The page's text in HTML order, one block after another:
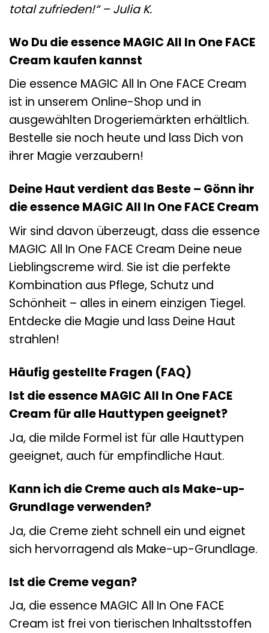
total zufrieden!“ – Julia K.
Wo Du die essence MAGIC All In One FACE
Cream kaufen kannst
Die essence MAGIC All In One FACE Cream
ist in unserem Online-Shop und in
ausgewählten Drogeriemärkten erhältlich.
Bestelle sie noch heute und lass Dich von
ihrer Magie verzaubern!
Deine Haut verdient das Beste – Gönn ihr
die essence MAGIC All In One FACE Cream
Wir sind davon überzeugt, dass die essence
MAGIC All In One FACE Cream Deine neue
Lieblingscreme wird. Sie ist die perfekte
Kombination aus Pflege, Schutz und
Schönheit – alles in einem einzigen Tiegel.
Entdecke die Magie und lass Deine Haut
strahlen!
Häufig gestellte Fragen (FAQ)
Ist die essence MAGIC All In One FACE
Cream für alle Hauttypen geeignet?
Ja, die milde Formel ist für alle Hauttypen
geeignet, auch für empfindliche Haut.
Kann ich die Creme auch als Make-up-
Grundlage verwenden?
Ja, die Creme zieht schnell ein und eignet
sich hervorragend als Make-up-Grundlage.
Ist die Creme vegan?
Ja, die essence MAGIC All In One FACE
Cream ist frei von tierischen Inhaltsstoffen